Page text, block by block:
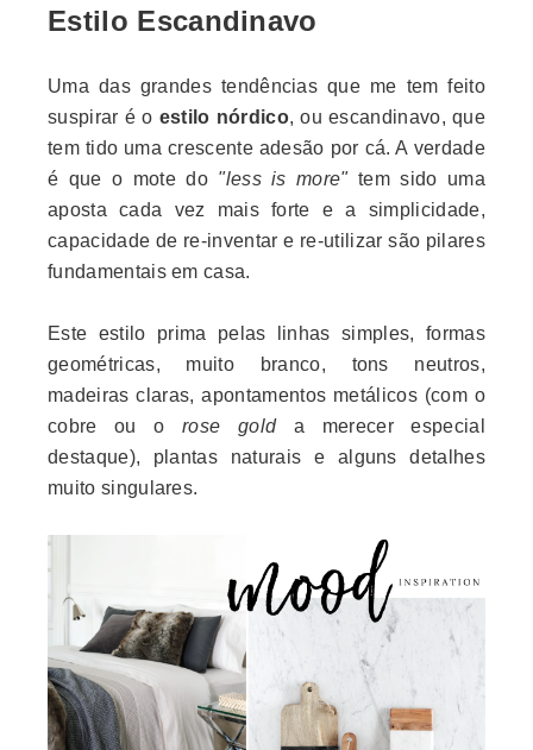
Estilo Escandinavo
Uma das grandes tendências que me tem feito
suspirar é o estilo nórdico, ou escandinavo, que
tem tido uma crescente adesão por cá. A verdade
é que o mote do "less is more"tem sido uma
aposta cada vez mais forte e a simplicidade,
capacidade de re-inventar e re-utilizar são pilares
fundamentais em casa.
Este estilo prima pelas linhas simples, formas
geométricas, muito branco, tons neutros,
madeiras claras, apontamentos metálicos (com o
cobre ou orose golda merecer especial
destaque), plantas naturais e alguns detalhes
muito singulares.